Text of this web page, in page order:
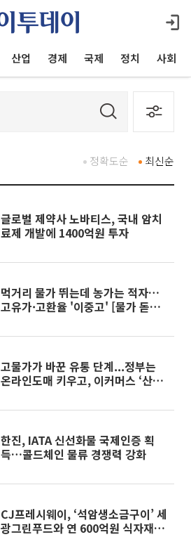
산업 경제 국제 정치 사회
최신순
정확도순
글로벌 제약사 노바티스, 국내 암치
료제 개발에 1400억원 투자
먹거리 물가 뛰는데 농가는 적자…
고유가·고환율 '이중고' [물가 돋보
고물가가 바꾼 유통 단계...정부는
온라인도매 키우고, 이커머스 ‘산지
한진, IATA 신선화물 국제인증 획
득…콜드체인 물류 경쟁력 강화
CJ프레시웨이, ‘석암생소금구이’ 세
광그린푸드와 연 600억원 식자재 재